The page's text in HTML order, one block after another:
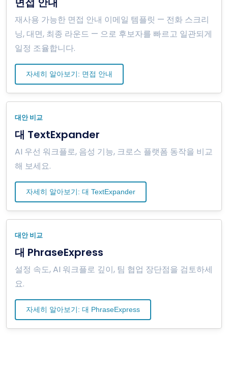
재사용 가능한 면접 안내 이메일 템플릿 — 전화 스크리
닝, 대면, 최종 라운드 — 으로 후보자를 빠르고 일관되게
일정 조율합니다.
자세히 알아보기: 면접 안내
대안 비교
대 TextExpander
AI 우선 워크플로, 음성 기능, 크로스 플랫폼 동작을 비교
해 보세요.
자세히 알아보기: 대 TextExpander
대안 비교
대 PhraseExpress
설정 속도, AI 워크플로 깊이, 팀 협업 장단점을 검토하세
요.
자세히 알아보기: 대 PhraseExpress